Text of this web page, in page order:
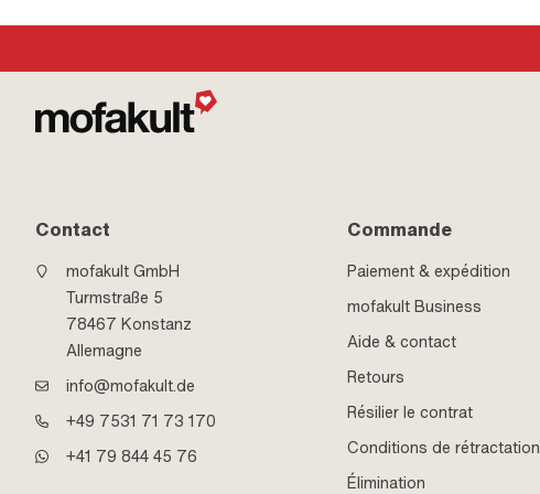
Contact
mofakult GmbH
Turmstraße 5
78467 Konstanz
Allemagne
info@mofakult.de
+49 7531 71 73 170
+41 79 844 45 76
Commande
Paiement & expédition
mofakult Business
Aide & contact
Retours
Résilier le contrat
Conditions de rétractation
Élimination